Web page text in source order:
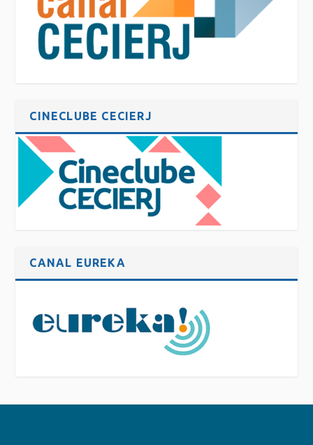
CINECLUBE CECIERJ
CANAL EUREKA